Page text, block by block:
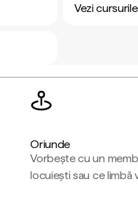
Vezi
Oriunde
Vorbește cu un
locuiești sau ce limbă